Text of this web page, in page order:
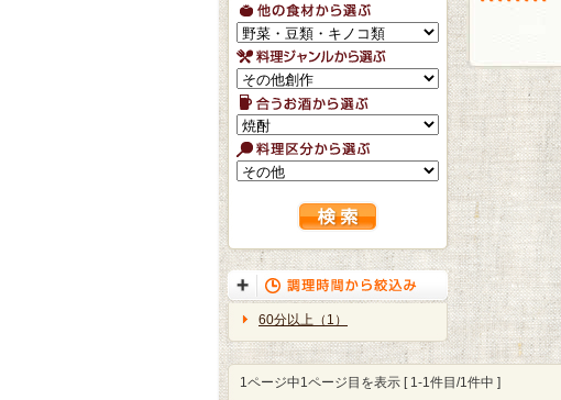
60分以上（1）
1ページ中1ページ目を表示 [ 1-1件目/1件中 ]